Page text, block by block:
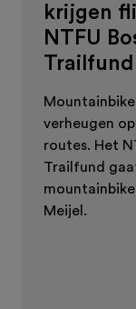
krijgen
NTFU
Trailfund
verheugen
routes. Het
Trailfund
Meijel.